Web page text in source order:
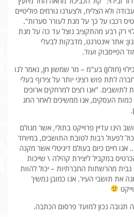
ולא הצליח, ולצערנו גורמים פוליטיים
רכבו על כך על מנת לעורר סערות".
רק רבע מהתקציב נוצל עד כה על מנת
אתר אינטרנט, מדבקות לבעלי
הפייסבוק ועוד.
(חולון) בע"מ – מר שמשון חן, נאמר לנו
לתת פוש רציני יותר על צירוף בעלי
"אנו רצים למרחקים ארוכים
כמות העסקים, אנו ממשיכים לאחר החג
הינו עדיין פרוייקט בתולי, אשר מגולם
לפעול רבות לטובת התושבים, במיוחד
אנו חיים כיום בעולם דיגיטלי אשר מקנה
במקביל ליצירת קהילה \ שייכות
גבית מהרשתות החברתיות – יכול להוות
את תושבי העיר. אנו כמובן נמשיך
תגובה נכון למועד פרסום הכתבה.